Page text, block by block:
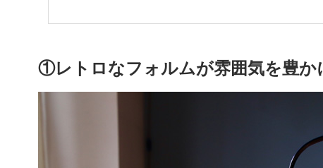
①レトロなフォルムが雰囲気を豊か